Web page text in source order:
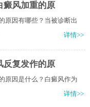
癜风加重的原
原因有哪些？当被诊断出
详情>>
反复发作的原
原因是什么？​白癜风作为
详情>>